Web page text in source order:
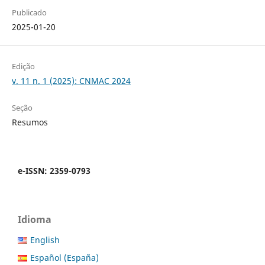
Publicado
2025-01-20
Edição
v. 11 n. 1 (2025): CNMAC 2024
Seção
Resumos
e-ISSN: 2359-0793
Idioma
English
Español (España)